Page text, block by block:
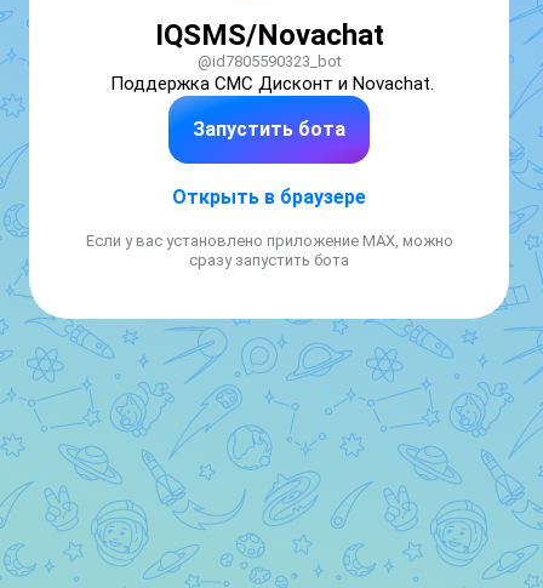
IQSMS/Novachat
@id7805590323_bot
Поддержка СМС Дисконт и Novachat.
Запустить бота
Открыть в браузере
Если у вас установлено приложение MAX, можно
сразу запустить бота